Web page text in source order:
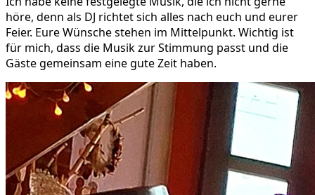
höre, denn als DJ richtet sich alles nach euch und eurer
Feier. Eure Wünsche stehen im Mittelpunkt. Wichtig ist
für mich, dass die Musik zur Stimmung passt und die
Gäste gemeinsam eine gute Zeit haben.